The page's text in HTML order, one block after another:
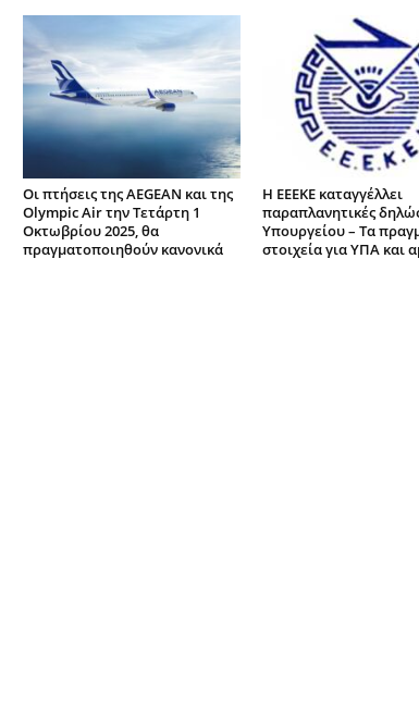
Οι πτήσεις της AEGEAN και της
Olympic Air την Τετάρτη 1
Οκτωβρίου 2025, θα
πραγματοποιηθούν κανονικά
Η ΕΕΕΚΕ καταγγέλλει
παραπλανητικές
Υπουργείου – Τα
στοιχεία για ΥΠΑ και